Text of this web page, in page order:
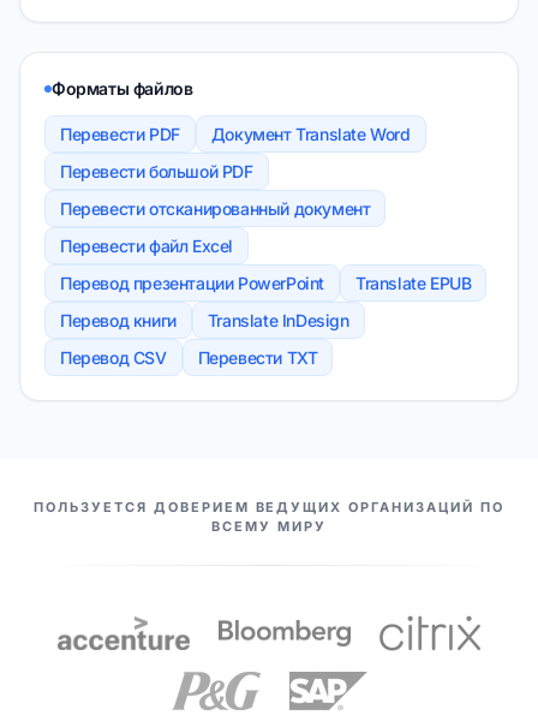
Форматы файлов
Перевести PDF
Документ Translate Word
Перевести большой PDF
Перевести отсканированный документ
Перевести файл Excel
Перевод презентации PowerPoint
Translate EPUB
Перевод книги
Translate InDesign
Перевод CSV
Перевести TXT
НАШИ ПАРТНЕРЫ
ПОЛЬЗУЕТСЯ ДОВЕРИЕМ ВЕДУЩИХ ОРГАНИЗАЦИЙ ПО
ВСЕМУ МИРУ